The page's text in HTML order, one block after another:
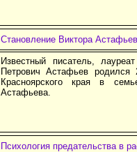
Становление Виктора
Известный писатель,
Петрович Астафьев
Красноярского края в
Астафьева.
Психология предательства в